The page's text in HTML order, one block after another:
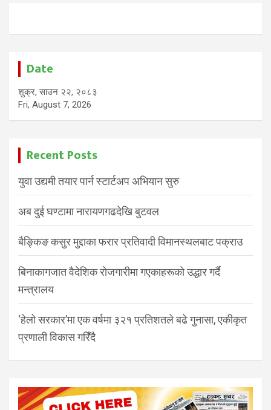
Date
शुक्र, साउन २२, २०८३
Fri, August 7, 2026
Recent Posts
युवा उद्यमी तयार पार्न स्टार्टअप अभियान सुरु
अब दुई घण्टामा नारायणगढदेखि बुटवल
बैङ्किङ कसुर मुद्दाका फरार प्रतिवादी विमानस्थलबाट पक्राउ
बिनाकागजात वैदेशिक रोजगारीमा गएकाहरूको उद्धार गर्दै
मन्त्रालय
‘हेलो सरकार’मा एक वर्षमा ३२१ प्रतिशतले बढे गुनासा, एकीकृत
प्रणाली विकास गरिँदै